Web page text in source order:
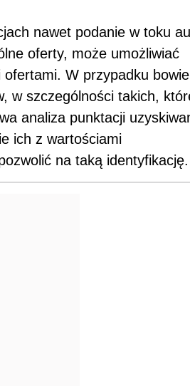
nawet podanie w toku
oferty, może umożliwiać
W przypadku
w szczególności takich,
analiza punktacji
ich z wartościami
na taką identyfikację.